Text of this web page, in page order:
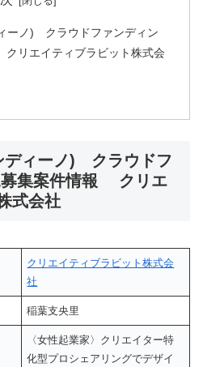
ーノ) クラウドファンディン
リエイティブラビット株式会
ディーノ) クラウドフ
募集案件情報 クリエ
式会社
クリエイティブラビット株式会
社
稲葉支央里
〈女性起業家〉クリエイター特
化型プロシェアリングでデザイ